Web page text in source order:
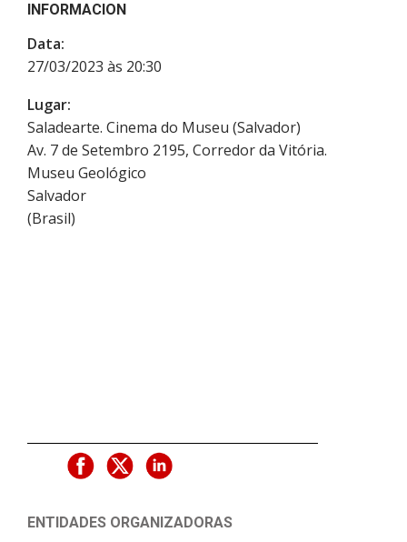
INFORMACION
Data:
27/03/2023 às 20:30
Lugar:
Saladearte. Cinema do Museu (Salvador)
Av. 7 de Setembro 2195, Corredor da Vitória.
Museu Geológico
Salvador
(Brasil)
ENTIDADES ORGANIZADORAS